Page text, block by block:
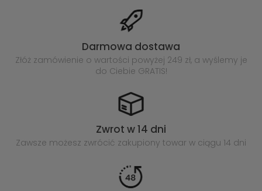
Darmowa dostawa
Złóż zamówienie o wartości powyżej 249 zł, a wyślemy je
do Ciebie GRATIS!
Zwrot w 14 dni
Zawsze możesz zwrócić zakupiony towar w ciągu 14 dni